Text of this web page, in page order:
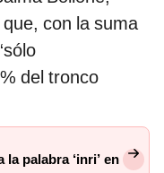
con la suma
del tronco
palabra ‘inri’ en